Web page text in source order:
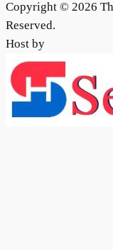
Copyright © 2026
Reserved.
Host by